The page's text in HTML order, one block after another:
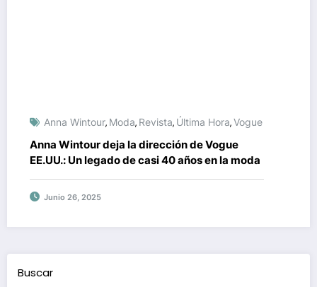
Anna Wintour, Moda, Revista, Última Hora,Vogue
Anna Wintour deja la dirección de Vogue
EE.UU.: Un legado de casi 40 años en la moda
Junio 26, 2025
Buscar